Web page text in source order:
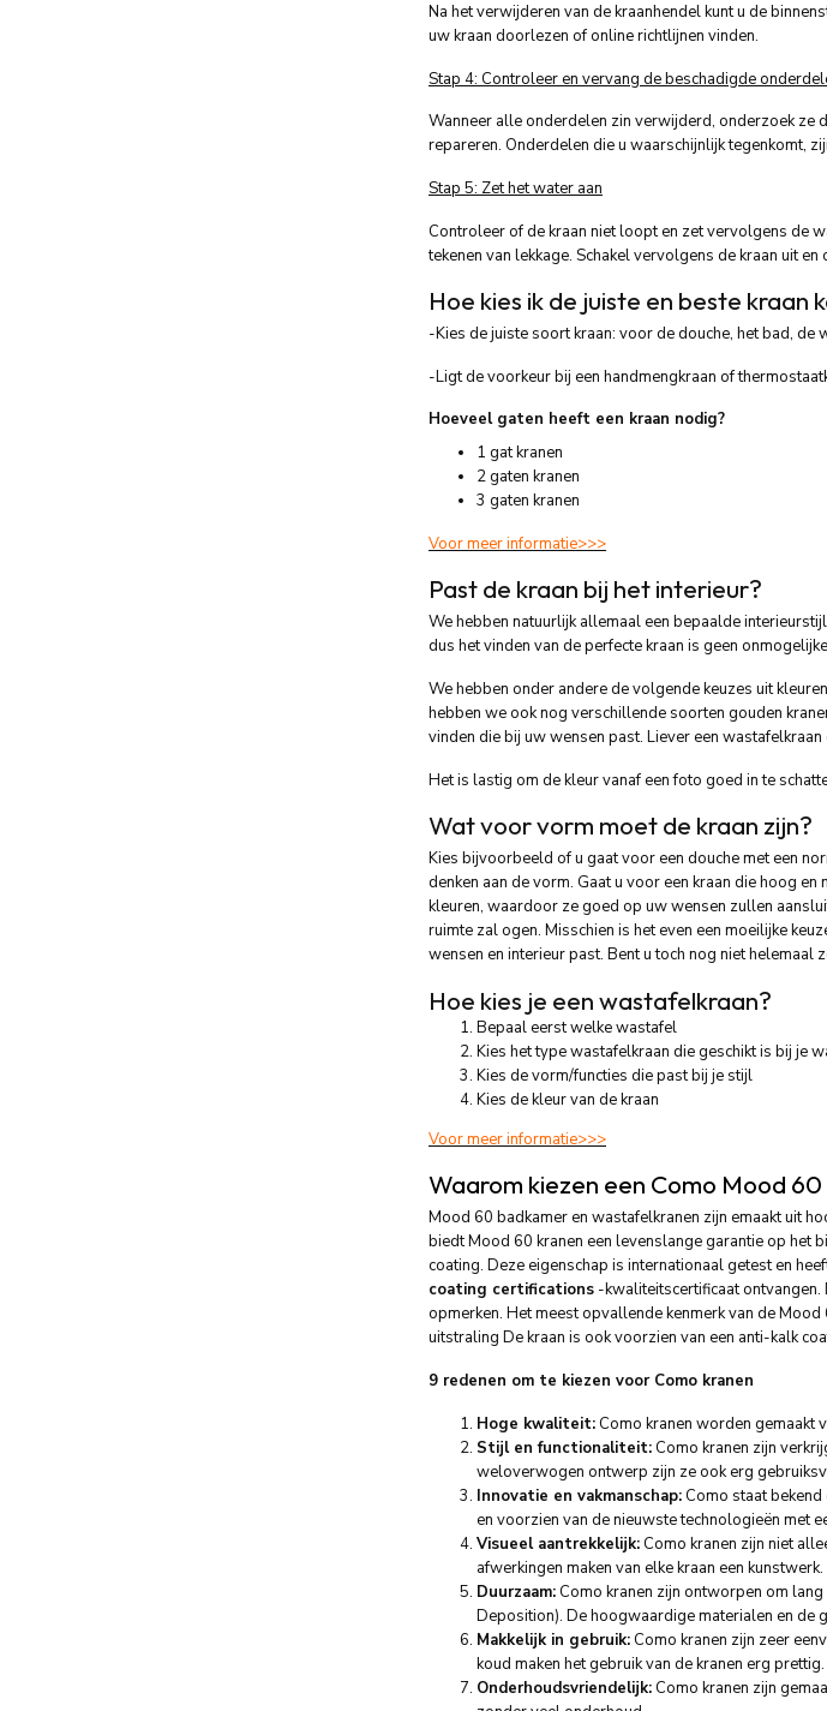
Na het verwijderen van de kraanhendel kunt u de
uw kraan doorlezen of online richtlijnen vinden.
Stap 4: Controleer en vervang de beschadigde
Wanneer alle onderdelen zin verwijderd, onderzoek ze
repareren. Onderdelen die u waarschijnlijk tegenkomt,
Stap 5: Zet het water aan
Controleer of de kraan niet loopt en zet vervolgens de
tekenen van lekkage. Schakel vervolgens de kraan uit
Hoe kies ik de juiste en beste kraan
-Kies de juiste soort kraan: voor de douche, het bad, de
-Ligt de voorkeur bij een handmengkraan of
Hoeveel gaten heeft een kraan nodig?
1 gat kranen
2 gaten kranen
3 gaten kranen
Voor meer informatie>>>
Past de kraan bij het interieur?
We hebben natuurlijk allemaal een bepaalde
dus het vinden van de perfecte kraan is geen
We hebben onder andere de volgende keuzes uit
hebben we ook nog verschillende soorten gouden
vinden die bij uw wensen past. Liever een
Het is lastig om de kleur vanaf een foto goed in te
Wat voor vorm moet de kraan zijn?
Kies bijvoorbeeld of u gaat voor een douche met een
denken aan de vorm. Gaat u voor een kraan die hoog
kleuren, waardoor ze goed op uw wensen zullen
ruimte zal ogen. Misschien is het even een moeilijke
wensen en interieur past. Bent u toch nog niet helemaal
Hoe kies je een wastafelkraan?
Bepaal eerst welke wastafel
Kies het type wastafelkraan die geschikt is bij je
Kies de vorm/functies die past bij je stijl
Kies de kleur van de kraan
Voor meer informatie>>>
Waarom kiezen een Como Mood 60
Mood 60 badkamer en wastafelkranen zijn emaakt uit
biedt Mood 60 kranen een levenslange garantie op het
coating. Deze eigenschap is internationaal getest en
coating certifications -kwaliteitscertificaat
opmerken. Het meest opvallende kenmerk van de
uitstraling De kraan is ook voorzien van een anti-kalk
9 redenen om te kiezen voor Como kranen
Hoge kwaliteit: Como kranen worden gemaakt
Stijl en functionaliteit: Como kranen zijn
weloverwogen ontwerp zijn ze ook erg
Innovatie en vakmanschap: Como staat
en voorzien van de nieuwste technologieën met
Visueel aantrekkelijk: Como kranen zijn niet
afwerkingen maken van elke kraan een kunstwerk.
Duurzaam: Como kranen zijn ontworpen om
Deposition). De hoogwaardige materialen en de
Makkelijk in gebruik: Como kranen zijn zeer
koud maken het gebruik van de kranen erg prettig.
Onderhoudsvriendelijk: Como kranen zijn